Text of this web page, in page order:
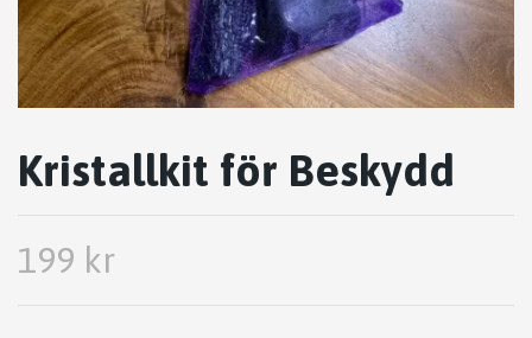
Kristallkit för Beskydd
199 kr